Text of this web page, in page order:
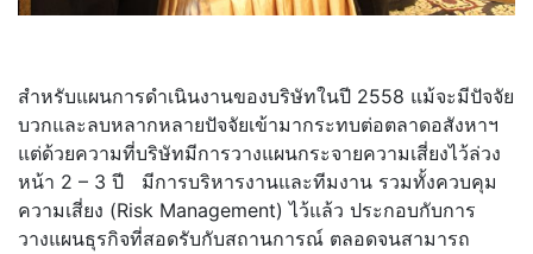
สำหรับแผนการดำเนินงานของบริษัทในปี 2558 แม้จะมีปัจจัย
บวกและลบหลากหลายปัจจัยเข้ามากระทบต่อตลาดอสังหาฯ
แต่ด้วยความที่บริษัทมีการวางแผนกระจายความเสี่ยงไว้ล่วง
หน้า 2 – 3 ปี มีการบริหารงานและทีมงาน รวมทั้งควบคุม
ความเสี่ยง (Risk Management) ไว้แล้ว ประกอบกับการ
วางแผนธุรกิจที่สอดรับกับสถานการณ์ ตลอดจนสามารถ